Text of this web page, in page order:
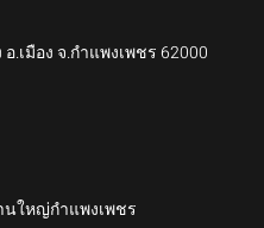
.เมือง จ.กำแพงเพชร 62000
ใหญ่กำแพงเพชร